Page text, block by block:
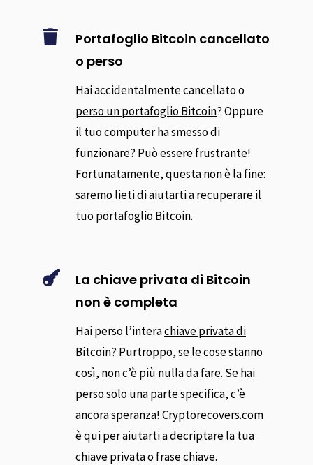

Portafoglio Bitcoin cancellato
o perso
Hai accidentalmente cancellato o
perso un portafoglio Bitcoin? Oppure
il tuo computer ha smesso di
funzionare? Può essere frustrante!
Fortunatamente, questa non è la fine:
saremo lieti di aiutarti a recuperare il
tuo portafoglio Bitcoin.

La chiave privata di Bitcoin
non è completa
Hai perso l’interachiave privata di
Bitcoin? Purtroppo, se le cose stanno
così, non c’è più nulla da fare. Se hai
perso solo una parte specifica, c’è
ancora speranza! Cryptorecovers.com
è qui per aiutarti a decriptare la tua
chiave privata o frase chiave.